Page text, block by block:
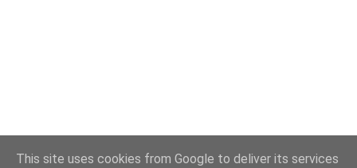
This site uses cookies from Google to deliver its services